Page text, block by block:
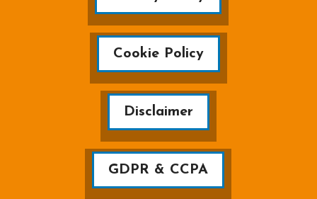
Cookie Policy
Disclaimer
GDPR & CCPA